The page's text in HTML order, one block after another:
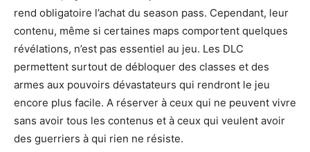
rend obligatoire l’achat du season pass. Cependant, leur
contenu, même si certaines maps comportent quelques
révélations, n’est pas essentiel au jeu. Les DLC
permettent surtout de débloquer des classes et des
armes aux pouvoirs dévastateurs qui rendront le jeu
encore plus facile. A réserver à ceux qui ne peuvent vivre
sans avoir tous les contenus et à ceux qui veulent avoir
des guerriers à qui rien ne résiste.